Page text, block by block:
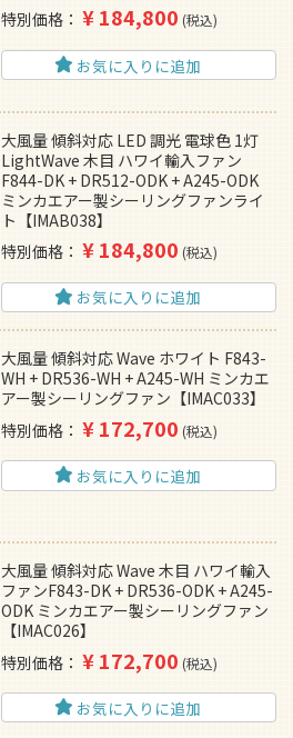
特別価格
¥184,800 税込
お気に入りに追加
大風量 傾斜対応 LED 調光 電球色 1灯
LightWave 木目 ハワイ輸入ファン
F844-DK + DR512-ODK + A245-ODK
ミンカエアー製シーリングファンライ
ト【IMAB038】
特別価格
¥184,800 税込
お気に入りに追加
大風量 傾斜対応 Wave ホワイト F843-
WH + DR536-WH + A245-WH ミンカエ
アー製シーリングファン【IMAC033】
特別価格
¥172,700 税込
お気に入りに追加
大風量 傾斜対応 Wave 木目 ハワイ輸入
ファンF843-DK + DR536-ODK + A245-
ODK ミンカエアー製シーリングファン
【IMAC026】
特別価格
¥172,700 税込
お気に入りに追加